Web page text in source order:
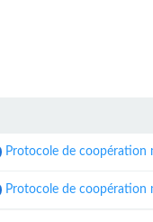
Protocole de coopération
Protocole de coopération